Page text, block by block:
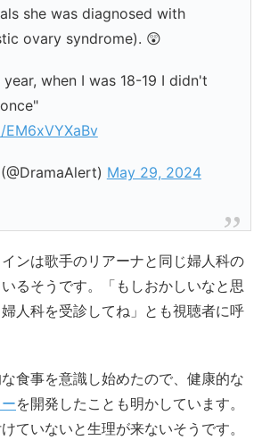
she was diagnosed with
ovary syndrome). 😲
when I was 18-19 I didn't
May 29, 2024
ンは歌手のリアーナと同じ婦人科の
るそうです。「もしおかしいなと思
人科を受診してね」とも視聴者に呼
食事を意識し始めたので、健康的な
を開発したことも明かしています。
ていないと生理が来ないそうです。